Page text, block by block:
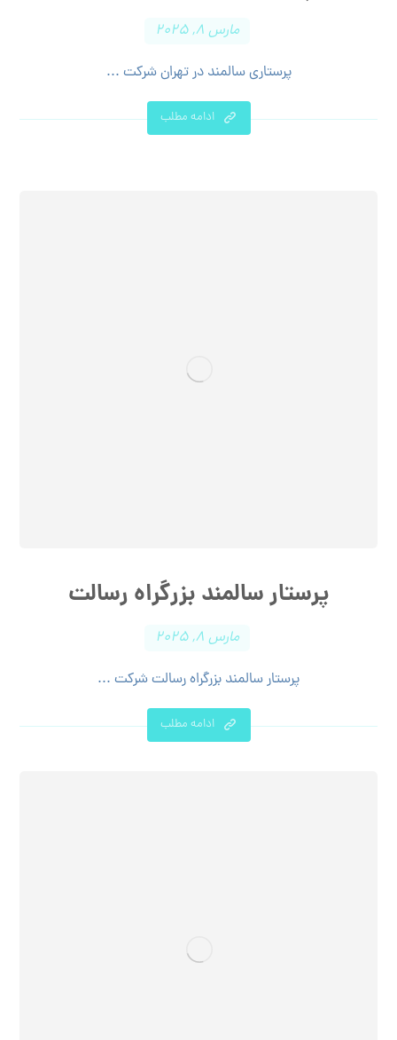
مارس ۸, ۲۰۲۵
پرستاری سالمند در تهران شرکت ...
ادامه مطلب
پرستار سالمند بزرگراه رسالت
مارس ۸, ۲۰۲۵
پرستار سالمند بزرگراه رسالت شرکت ...
ادامه مطلب